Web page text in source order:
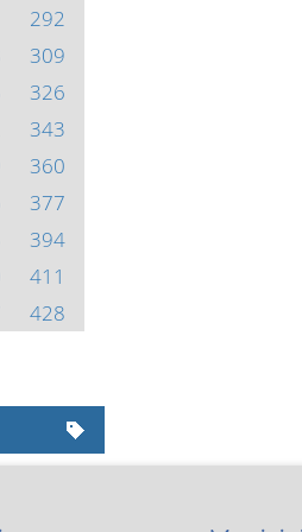
292
309
326
343
360
377
394
411
428